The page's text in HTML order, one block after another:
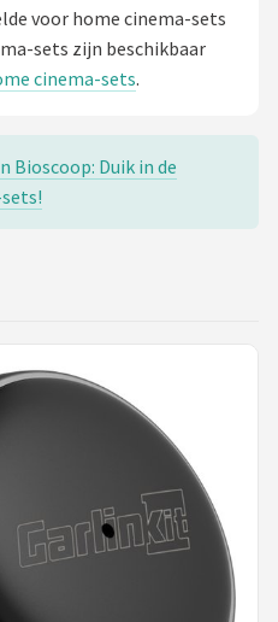
voor home cinema-sets
sets zijn beschikbaar
cinema-sets.
Bioscoop: Duik in de